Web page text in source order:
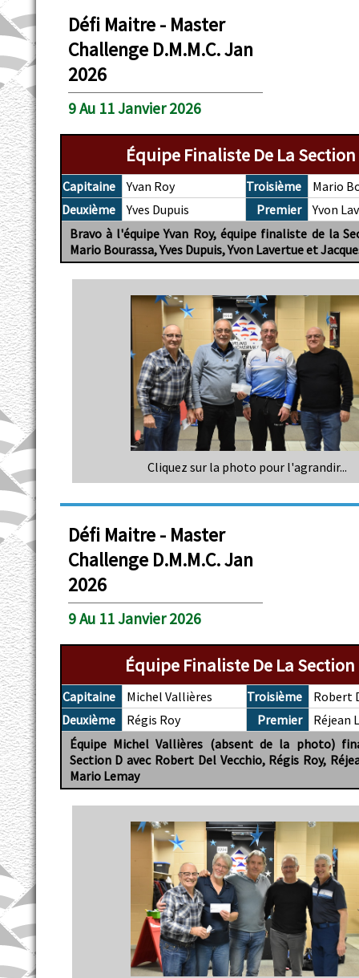
Défi Maitre - Master
Challenge D.M.M.C. Jan
2026
9 Au 11 Janvier 2026
Équipe Finaliste De La Section
Capitaine Yvan Roy Troisième
Mario
Deuxième
Yves Dupuis Premier
Yvon
Bravo à l'équipe Yvan Roy, équipe finaliste de la
Mario Bourassa, Yves Dupuis, Yvon Lavertue et
Cliquez sur la photo pour l'agrandir...
Défi Maitre - Master
Challenge D.M.M.C. Jan
2026
9 Au 11 Janvier 2026
Équipe Finaliste De La Section
Capitaine Michel Vallières Troisième
Robert
Deuxième
Régis Roy Premier
Réjean
Équipe Michel Vallières (absent de la photo)
Section D avec Robert Del Vecchio, Régis Roy,
Mario Lemay